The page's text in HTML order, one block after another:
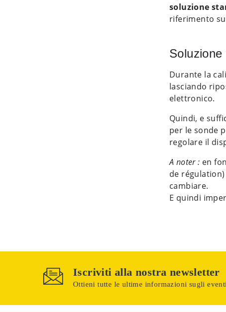
soluzione
riferimento
Durante la
lasciando
elettronico.
Quindi, e
per le sonde
regolare il
A noter : en
de
cambiare.
E quindi
Iscriviti alla nostra newsletter
Ottieni tutte le ultime informazioni sugli